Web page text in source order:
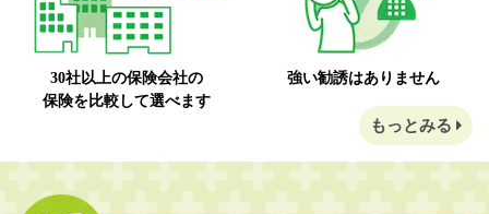
30社以上の保険会社の
保険を比較して選べます
強い勧誘はありません
もっとみる